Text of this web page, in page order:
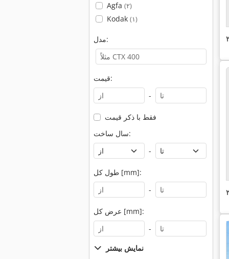
Agfa (۲)
Kodak (۱)
مدل:
قیمت:
-
فقط با ذکر قیمت
سال ساخت:
-
طول کل [mm]:
-
عرض کل [mm]:
-
نمایش بیشتر